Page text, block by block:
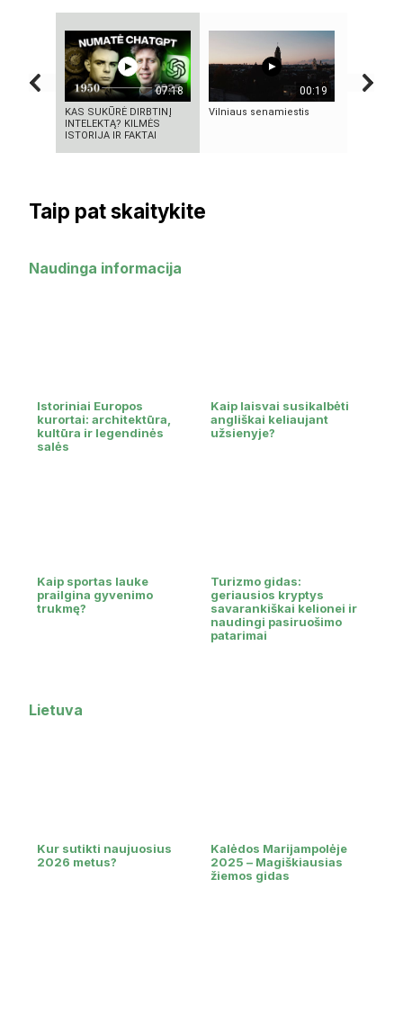
07:18
KAS SUKŪRĖ DIRBTINĮ
INTELEKTĄ? KILMĖS
ISTORIJA IR FAKTAI
00:19
Vilniaus senamiestis
Taip pat skaitykite
Naudinga informacija
Istoriniai Europos
kurortai: architektūra,
kultūra ir legendinės
salės
Kaip laisvai susikalbėti
angliškai keliaujant
užsienyje?
Kaip sportas lauke
prailgina gyvenimo
trukmę?
Turizmo gidas:
geriausios kryptys
savarankiškai kelionei ir
naudingi pasiruošimo
patarimai
Lietuva
Kur sutikti naujuosius
2026 metus?
Kalėdos Marijampolėje
2025 – Magiškiausias
žiemos gidas